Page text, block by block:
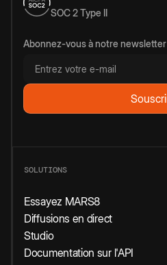
SOC 2 Type II
Abonnez-vous à notre newsletter
SOLUTIONS
Essayez MARS8
Diffusions en direct
Studio
Documentation sur l'API